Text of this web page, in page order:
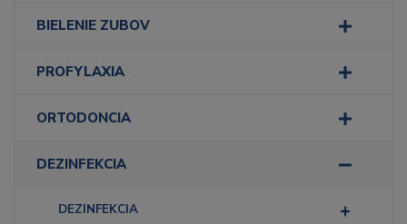
BIELENIE ZUBOV
PROFYLAXIA
ORTODONCIA
DEZINFEKCIA
DEZINFEKCIA